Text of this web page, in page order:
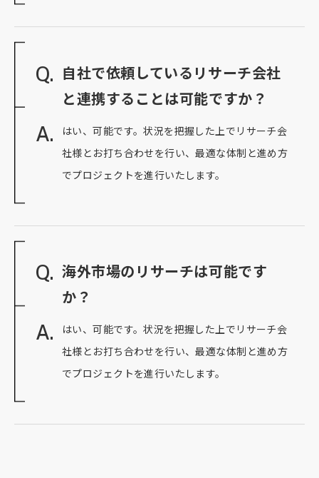
Q. 自社で依頼しているリサーチ会社
と連携することは可能ですか？
A.
はい、可能です。状況を把握した上でリサーチ会
社様とお打ち合わせを行い、最適な体制と進め方
でプロジェクトを進行いたします。
Q. 海外市場のリサーチは可能です
か？
A.
はい、可能です。状況を把握した上でリサーチ会
社様とお打ち合わせを行い、最適な体制と進め方
でプロジェクトを進行いたします。